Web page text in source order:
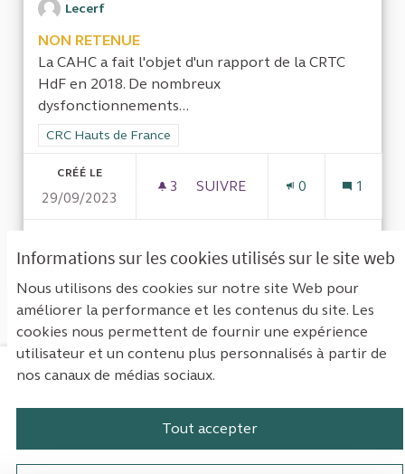
Informations sur les cookies utilisés sur le site web
Nous utilisons des cookies sur notre site Web pour
améliorer la performance et les contenus du site. Les
cookies nous permettent de fournir une expérience
utilisateur et un contenu plus personnalisés à partir de
nos canaux de médias sociaux.
Tout accepter
Lecerf
NON RETENUE
La CAHC a fait l'objet d'un rapport de la CRTC
HdF en 2018. De nombreux
dysfonctionnements...
Filtrer les résultats de la catégorie : CRC Hauts de France
CRC Hauts de France
CRÉÉ LE
29/09/2023
3 3 ABONNÉS
SUIVRE
0 1
VOIR LA PROPOSITION
Voir toutes les propositions retirées
Mentions légales
Paramètres des cookies
Plateforme de participation de la
Plateforme de participation de la
Plateforme de participation
Plateforme de